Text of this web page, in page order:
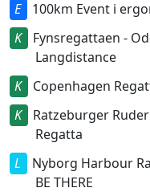
100km Event i
Fynsregattaen -
Langdistance
Copenhagen
Ratzeburger Ruder
Regatta
Nyborg Harbour
BE THERE